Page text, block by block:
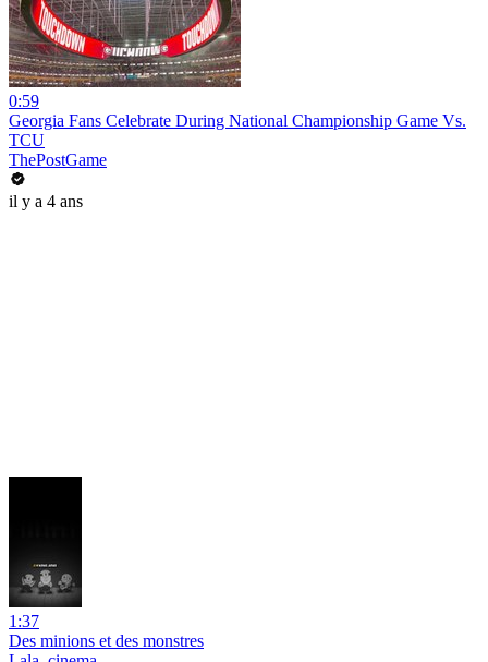
0:59
Georgia Fans Celebrate During National Championship Game Vs.
TCU
ThePostGame
il y a 4 ans
1:37
Des minions et des monstres